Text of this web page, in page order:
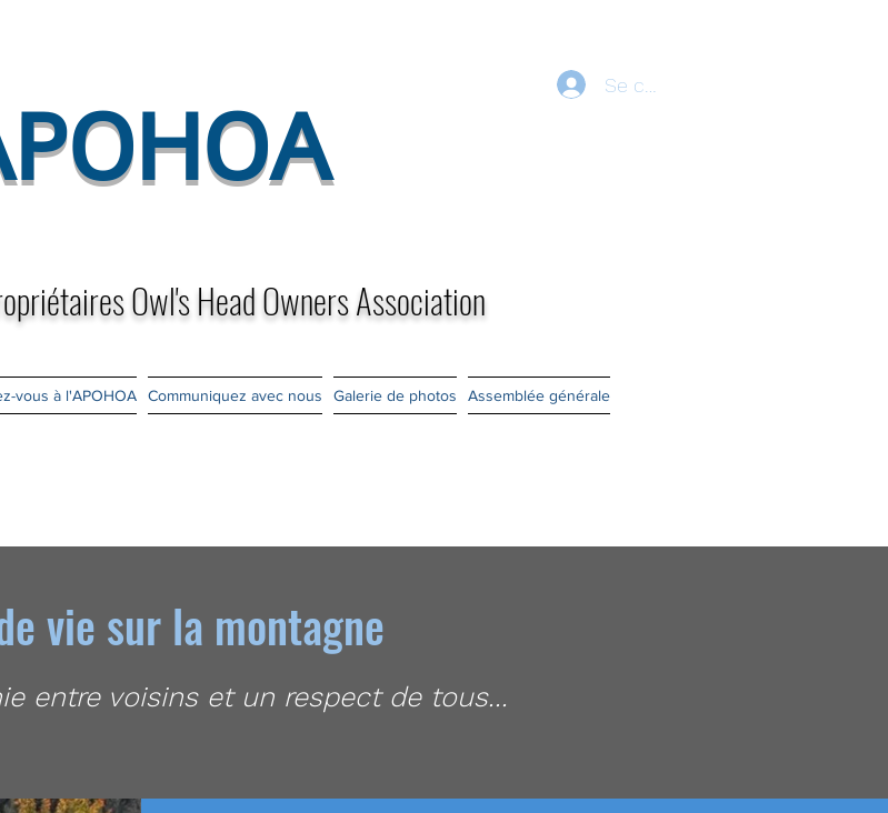
Se connecter
Owl's Head Owners Association
vous à l'APOHOA Communiquez avec nous Galerie de photos Assemblée générale
vie sur la montagne
entre voisins et un respect de tous...